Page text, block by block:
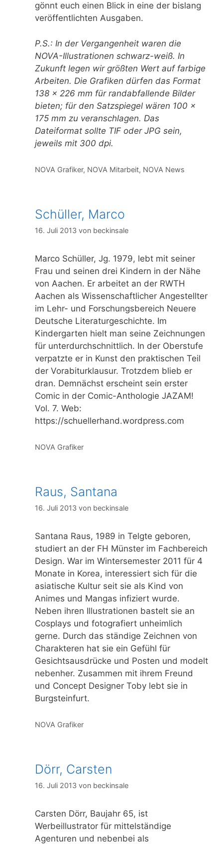
gönnt euch einen Blick in eine der bislang
veröffentlichten Ausgaben.
P.S.: In der Vergangenheit waren die
NOVA-Illustrationen schwarz-weiß. In
Zukunft legen wir größten Wert auf farbige
Arbeiten. Die Grafiken dürfen das Format
138 x 226 mm für randabfallende Bilder
bieten; für den Satzspiegel wären 100 x
175 mm zu veranschlagen. Das
Dateiformat sollte TIF oder JPG sein,
jeweils mit 300 dpi.
Kategorien
NOVA Grafiker, NOVA Mitarbeit, NOVA News
Schüller, Marco
16. Juli 2013 von beckinsale
Marco Schüller, Jg. 1979, lebt mit seiner
Frau und seinen drei Kindern in der Nähe
von Aachen. Er arbeitet an der RWTH
Aachen als Wissenschaftlicher Angestellter
im Lehr- und Forschungsbereich Neuere
Deutsche Literaturgeschichte. Im
Kindergarten hielt man seine Zeichnungen
für unterdurchschnittlich. In der Oberstufe
verpatzte er in Kunst den praktischen Teil
der Vorabiturklausur. Trotzdem blieb er
dran. Demnächst erscheint sein erster
Comic in der Comic-Anthologie JAZAM!
Vol. 7. Web:
https://schuellerhand.wordpress.com
Kategorien
NOVA Grafiker
Raus, Santana
16. Juli 2013 von beckinsale
Santana Raus, 1989 in Telgte geboren,
studiert an der FH Münster im Fachbereich
Design. War im Wintersemester 2011 für 4
Monate in Korea, interessiert sich für die
asiatische Kultur seit sie als Kind von
Animes und Mangas infiziert wurde.
Neben ihren Illustrationen bastelt sie an
Cosplays und fotografiert unheimlich
gerne. Durch das ständige Zeichnen von
Charakteren hat sie ein Gefühl für
Gesichtsausdrücke und Posten und modelt
nebenher. Zusammen mit ihrem Freund
und Concept Designer Toby lebt sie in
Burgsteinfurt.
Kategorien
NOVA Grafiker
Dörr, Carsten
16. Juli 2013 von beckinsale
Carsten Dörr, Baujahr 65, ist
Werbeillustrator für mittelständige
Agenturen und nebenbei als